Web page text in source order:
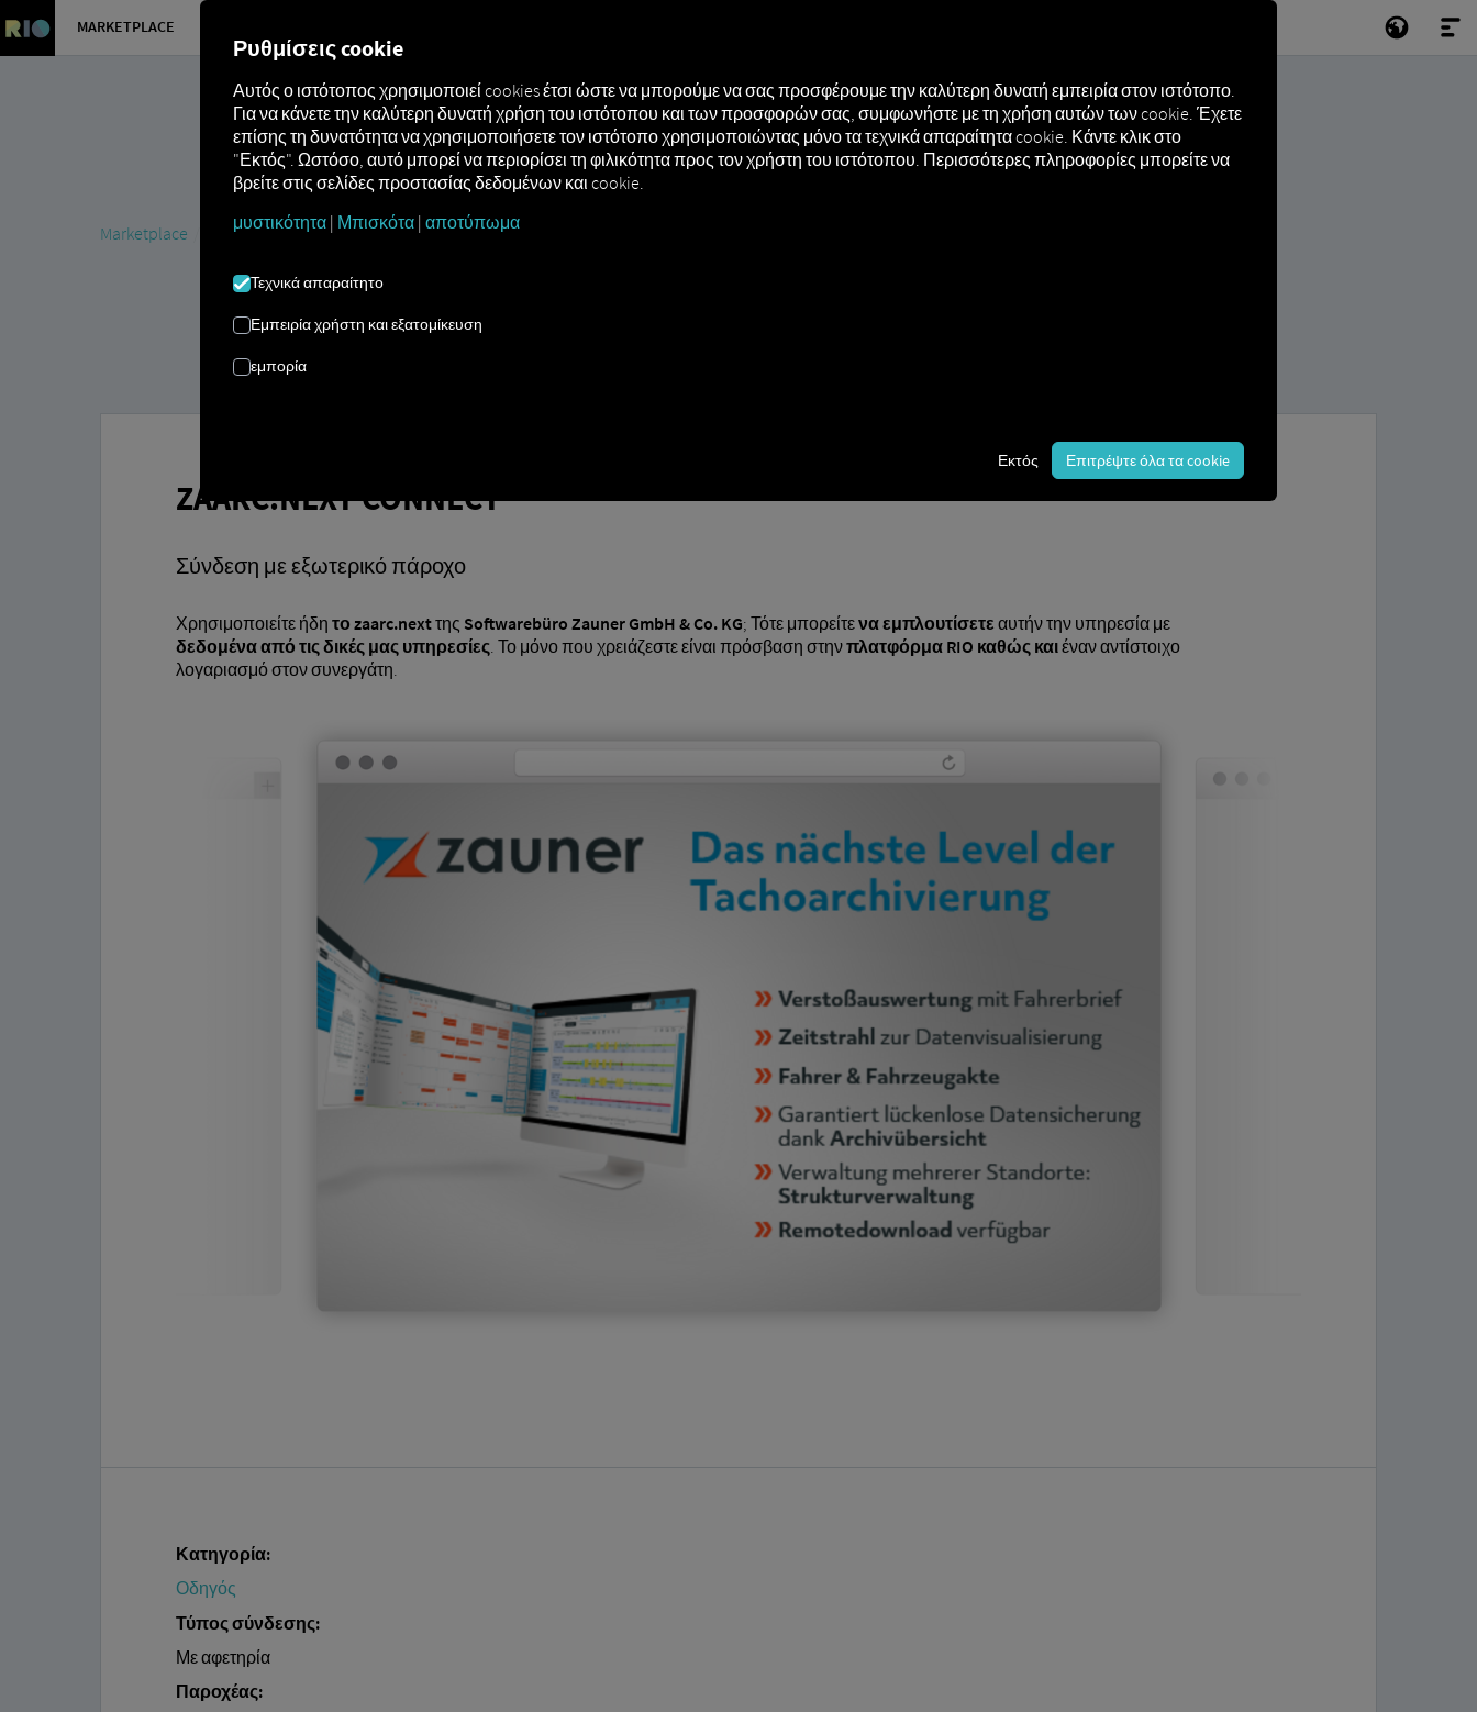
MARKETPLACE
Marketplace Connectors zaarc.next Connect
ZAARC.NEXT CONNECT
Σύνδεση με εξωτερικό πάροχο
Χρησιμοποιείτε ήδη το zaarc.nextτης Softwarebüro Zauner GmbH & Co. KG; Τότε μπορείτενα εμπλουτίσετε αυτήν την υπηρεσία με
δεδομένα από τις δικές μας υπηρεσίες. Το μόνο που χρειάζεστε είναι πρόσβαση στηνπλατφόρμα RIO καθώς καιέναν αντίστοιχο
λογαριασμό στον συνεργάτη.
Κατηγορία:
Οδηγός
Τύπος σύνδεσης:
Με αφετηρία
Παροχέας:
Ρυθμίσεις cookie
Αυτός ο ιστότοπος χρησιμοποιεί cookies έτσι ώστε να μπορούμε να σας προσφέρουμε την καλύτερη δυνατή εμπειρία στον ιστότοπο.
Για να κάνετε την καλύτερη δυνατή χρήση του ιστότοπου και των προσφορών σας, συμφωνήστε με τη χρήση αυτών των cookie. Έχετε
επίσης τη δυνατότητα να χρησιμοποιήσετε τον ιστότοπο χρησιμοποιώντας μόνο τα τεχνικά απαραίτητα cookie. Κάντε κλικ στο
"Εκτός". Ωστόσο, αυτό μπορεί να περιορίσει τη φιλικότητα προς τον χρήστη του ιστότοπου. Περισσότερες πληροφορίες μπορείτε να
βρείτε στις σελίδες προστασίας δεδομένων και cookie.
μυστικότητα | Μπισκότα | αποτύπωμα
Τεχνικά απαραίτητο
Εμπειρία χρήστη και εξατομίκευση
εμπορία
Εκτός Επιτρέψτε όλα τα cookie